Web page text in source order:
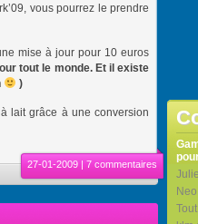
vous pourrez le prendre
mise à jour pour 10 euros
tout le monde. Et il existe
)
lait grâce à une conversion
27-01-2009 | 7 commentaires
Neo